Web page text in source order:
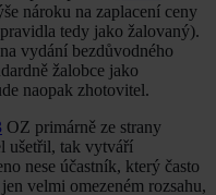
nároku na zaplacení ceny
tedy jako žalovaný).
vydání bezdůvodného
žalobce jako
naopak zhotovitel.
OZ primárně ze strany
ušetřil, tak vytváří
nese účastník, který často
velmi omezeném rozsahu,